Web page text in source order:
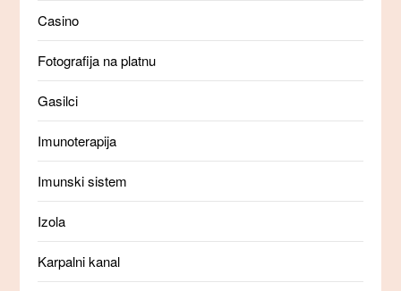
Casino
Fotografija na platnu
Gasilci
Imunoterapija
Imunski sistem
Izola
Karpalni kanal